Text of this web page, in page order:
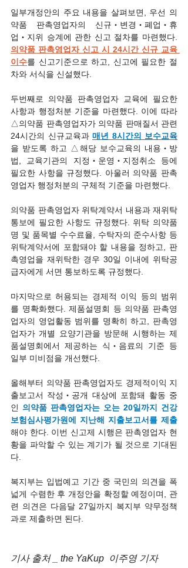
일부개정안의 주요 내용을 살펴보면, 우선 의
약품 판촉영업자의 신규‧변경‧폐업‧휴
의약품 판촉영업자 신고 시 24시간 신규 교육
이수를 신고기준으로 하고, 신고에 필요한 절
차와 서식을 신설했다.
두번째로 의약품 판촉영업자 교육에 필요한
사항과 행정처분 기준을 마련했다. 이에 따라
△의약품 판촉영업자가 의약품 판매질서 관련
24시간의 신규교육과 매년 8시간의 보수교육
을 받도록 하고 △해당 보수교육의 내용‧방
법, 교육기관의 지정‧운영‧지정취소 등에
필요한 사항을 규정했다. 아울러 의약품 판촉
영업자 행정처분의 구체적 기준을 마련했다.
의약품 판촉영업자 위탁계약서 내용과 재위탁
통보에 필요한 사항도 규정했다. 위탁 의약품
명 및 품목별 수수료율, 수탁자의 준수사항 등
위탁계약서에 포함돼야 할 내용을 정하고, 판
촉영업을 재위탁한 경우 30일 이내에 위탁공
급자에게 서면 통보하도록 규정했다.
마지막으로 허용되는 경제적 이익 등의 범위
를 명확화했다. 제품설명회 등 의약품 판촉영
업자의 영업활동 범위를 명확히 하고, 판촉영
업자가 개별 요양기관을 방문해 시행하는 제
품설명회에서 제공하는 식‧음료의 기준 등
일부 미비점을 개선했다.
올해부터 의약품 판촉영업자도 경제적이익 지
출보고서 작성‧공개 대상에 포함돼 활동 중
인 의약품 판촉영업자는 오는 20일까지 건강
보험심사평가원에 지난해 지출보고서를 제출
해야 한다. 이번 신고제 시행은 판촉영업자 현
황을 파악할 수 있는 계기가 될 것으로 기대된
다.
복지부는 입법예고 기간 중 국민의 의견을 폭
넓게 수렴한 후 개정안을 확정할 예정이며, 관
련 의견은 다음달 27일까지 복지부 약무정책
과로 제출하면 된다.
기사 출처 _ the YaKup  이주영 기자